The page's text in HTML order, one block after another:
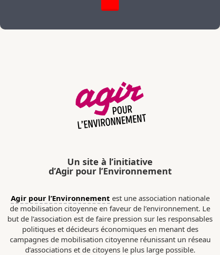
Un site à l’initiative
d’Agir pour l’Environnement
Agir pour l’Environnement est une association nationale
de mobilisation citoyenne en faveur de l’environnement. Le
but de l’association est de faire pression sur les responsables
politiques et décideurs économiques en menant des
campagnes de mobilisation citoyenne réunissant un réseau
d’associations et de citoyens le plus large possible.